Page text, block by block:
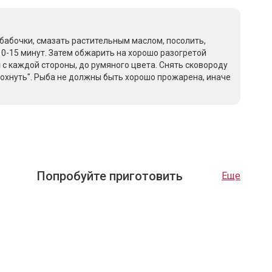
смазать растительным маслом, посолить,
15 минут. Затем обжарить на хорошо разогретой
каждой стороны, до румяного цвета. Снять сковороду
Рыба не должны быть хорошо прожарена, иначе
Попробуйте приготовить Еще